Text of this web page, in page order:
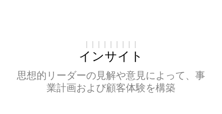
インサイト
思想的リーダーの見解や意見によって、事
業計画および顧客体験を構築